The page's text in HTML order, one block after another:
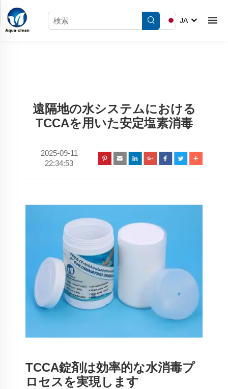
JA
遠隔地の水システムにおける
TCCAを用いた安定塩素消毒
2025-09-11
22:34:53
TCCA錠剤は効率的な水消毒プ
ロセスを実現します